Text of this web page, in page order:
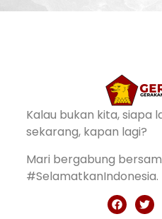
Kalau bukan kita, siapa
sekarang, kapan lagi?
Mari bergabung
#SelamatkanIndonesia.